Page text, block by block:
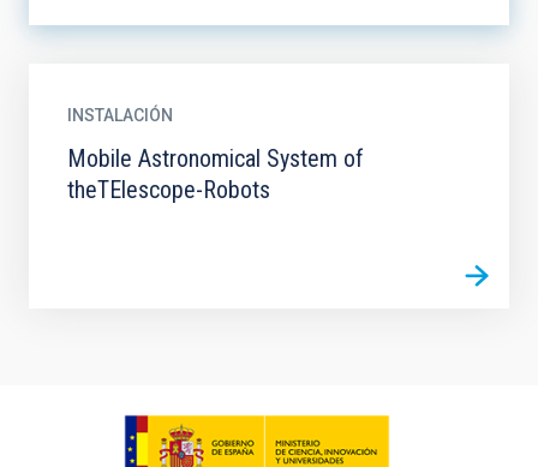
INSTALACIÓN
Mobile Astronomical System of
theTElescope-Robots